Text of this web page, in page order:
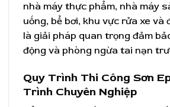
nhà máy thực phẩm, nhà máy
uống, bể bơi, khu vực rửa xe và
là giải pháp quan trọng đảm
động và phòng ngừa tai nạn
Quy Trình Thi Công Sơn
Trình Chuyên Nghiệp